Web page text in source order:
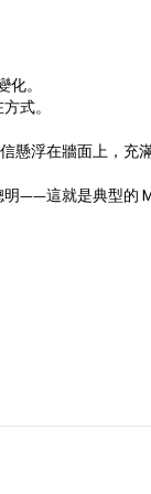
。
式。
浮在牆面上，充滿
——這就是典型的